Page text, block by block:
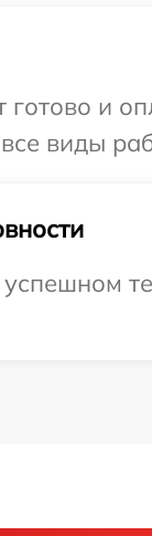
готово и
виды